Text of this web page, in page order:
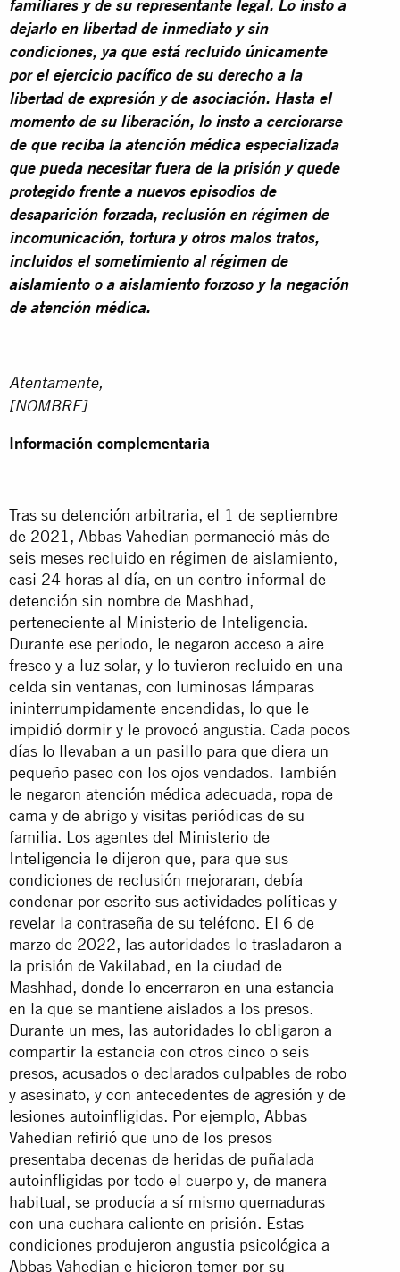
familiares y de su representante legal. Lo insto a
dejarlo en libertad de inmediato y sin
condiciones, ya que está recluido únicamente
por el ejercicio pacífico de su derecho a la
libertad de expresión y de asociación. Hasta el
momento de su liberación, lo insto a cerciorarse
de que reciba la atención médica especializada
que pueda necesitar fuera de la prisión y quede
protegido frente a nuevos episodios de
desaparición forzada, reclusión en régimen de
incomunicación, tortura y otros malos tratos,
incluidos el sometimiento al régimen de
aislamiento o a aislamiento forzoso y la negación
de atención médica.
Atentamente,
[NOMBRE]
Información complementaria
Tras su detención arbitraria, el 1 de septiembre
de 2021, Abbas Vahedian permaneció más de
seis meses recluido en régimen de aislamiento,
casi 24 horas al día, en un centro informal de
detención sin nombre de Mashhad,
perteneciente al Ministerio de Inteligencia.
Durante ese periodo, le negaron acceso a aire
fresco y a luz solar, y lo tuvieron recluido en una
celda sin ventanas, con luminosas lámparas
ininterrumpidamente encendidas, lo que le
impidió dormir y le provocó angustia. Cada pocos
días lo llevaban a un pasillo para que diera un
pequeño paseo con los ojos vendados. También
le negaron atención médica adecuada, ropa de
cama y de abrigo y visitas periódicas de su
familia. Los agentes del Ministerio de
Inteligencia le dijeron que, para que sus
condiciones de reclusión mejoraran, debía
condenar por escrito sus actividades políticas y
revelar la contraseña de su teléfono. El 6 de
marzo de 2022, las autoridades lo trasladaron a
la prisión de Vakilabad, en la ciudad de
Mashhad, donde lo encerraron en una estancia
en la que se mantiene aislados a los presos.
Durante un mes, las autoridades lo obligaron a
compartir la estancia con otros cinco o seis
presos, acusados o declarados culpables de robo
y asesinato, y con antecedentes de agresión y de
lesiones autoinfligidas. Por ejemplo, Abbas
Vahedian refirió que uno de los presos
presentaba decenas de heridas de puñalada
autoinfligidas por todo el cuerpo y, de manera
habitual, se producía a sí mismo quemaduras
con una cuchara caliente en prisión. Estas
condiciones produjeron angustia psicológica a
Abbas Vahedian e hicieron temer por su